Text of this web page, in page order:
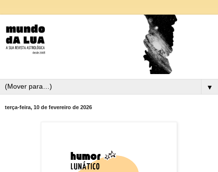
▼
terça-feira, 10 de fevereiro de 2026